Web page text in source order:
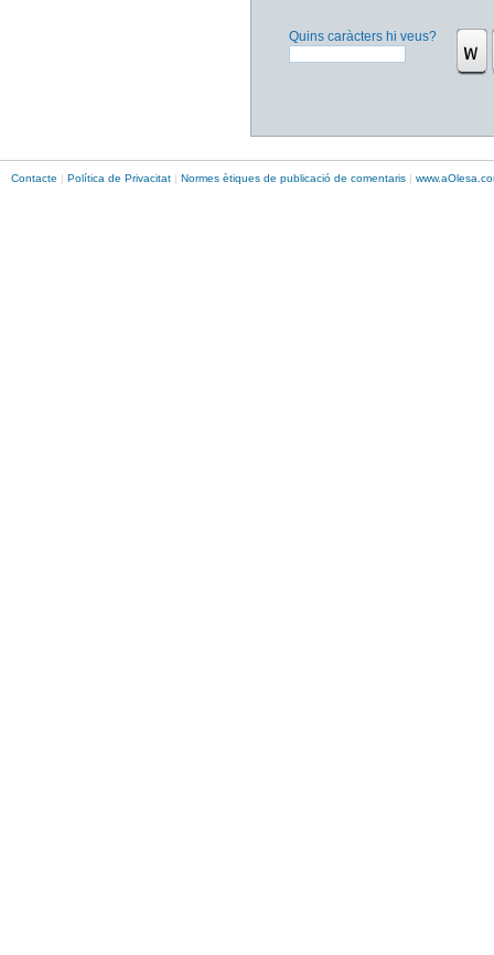
Quins caràcters hi veus?
Contacte | Política de Privacitat | Normes ètiques de publicació de comentaris | www.aOlesa